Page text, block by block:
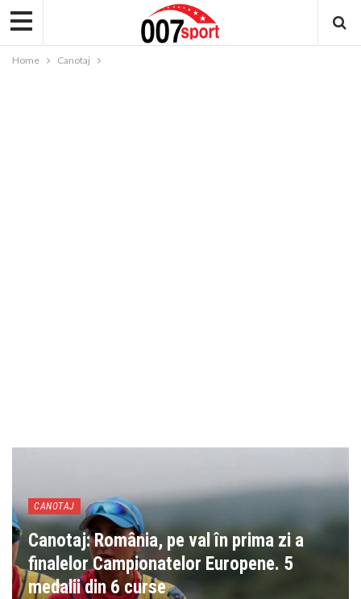
Home Canotaj
CANOTAJ
Canotaj: România, pe val în prima zi a
finalelor Campionatelor Europene. 5
medalii din 6 curse